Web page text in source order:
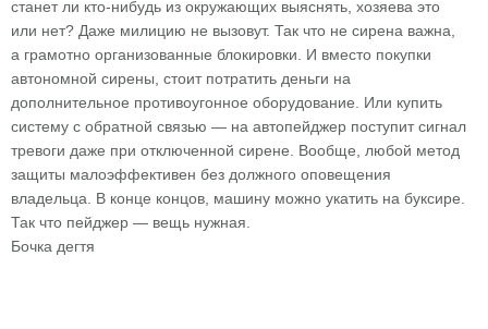
станет ли кто-нибудь из окружающих выяснять, хозяева это
или нет? Даже милицию не вызовут. Так что не сирена важна,
а грамотно организованные блокировки. И вместо покупки
автономной сирены, стоит потратить деньги на
дополнительное противоугонное оборудование. Или купить
систему с обратной связью — на автопейджер поступит сигнал
тревоги даже при отключенной сирене. Вообще, любой метод
защиты малоэффективен без должного оповещения
владельца. В конце концов, машину можно укатить на буксире.
Так что пейджер — вещь нужная.
Бочка дегтя